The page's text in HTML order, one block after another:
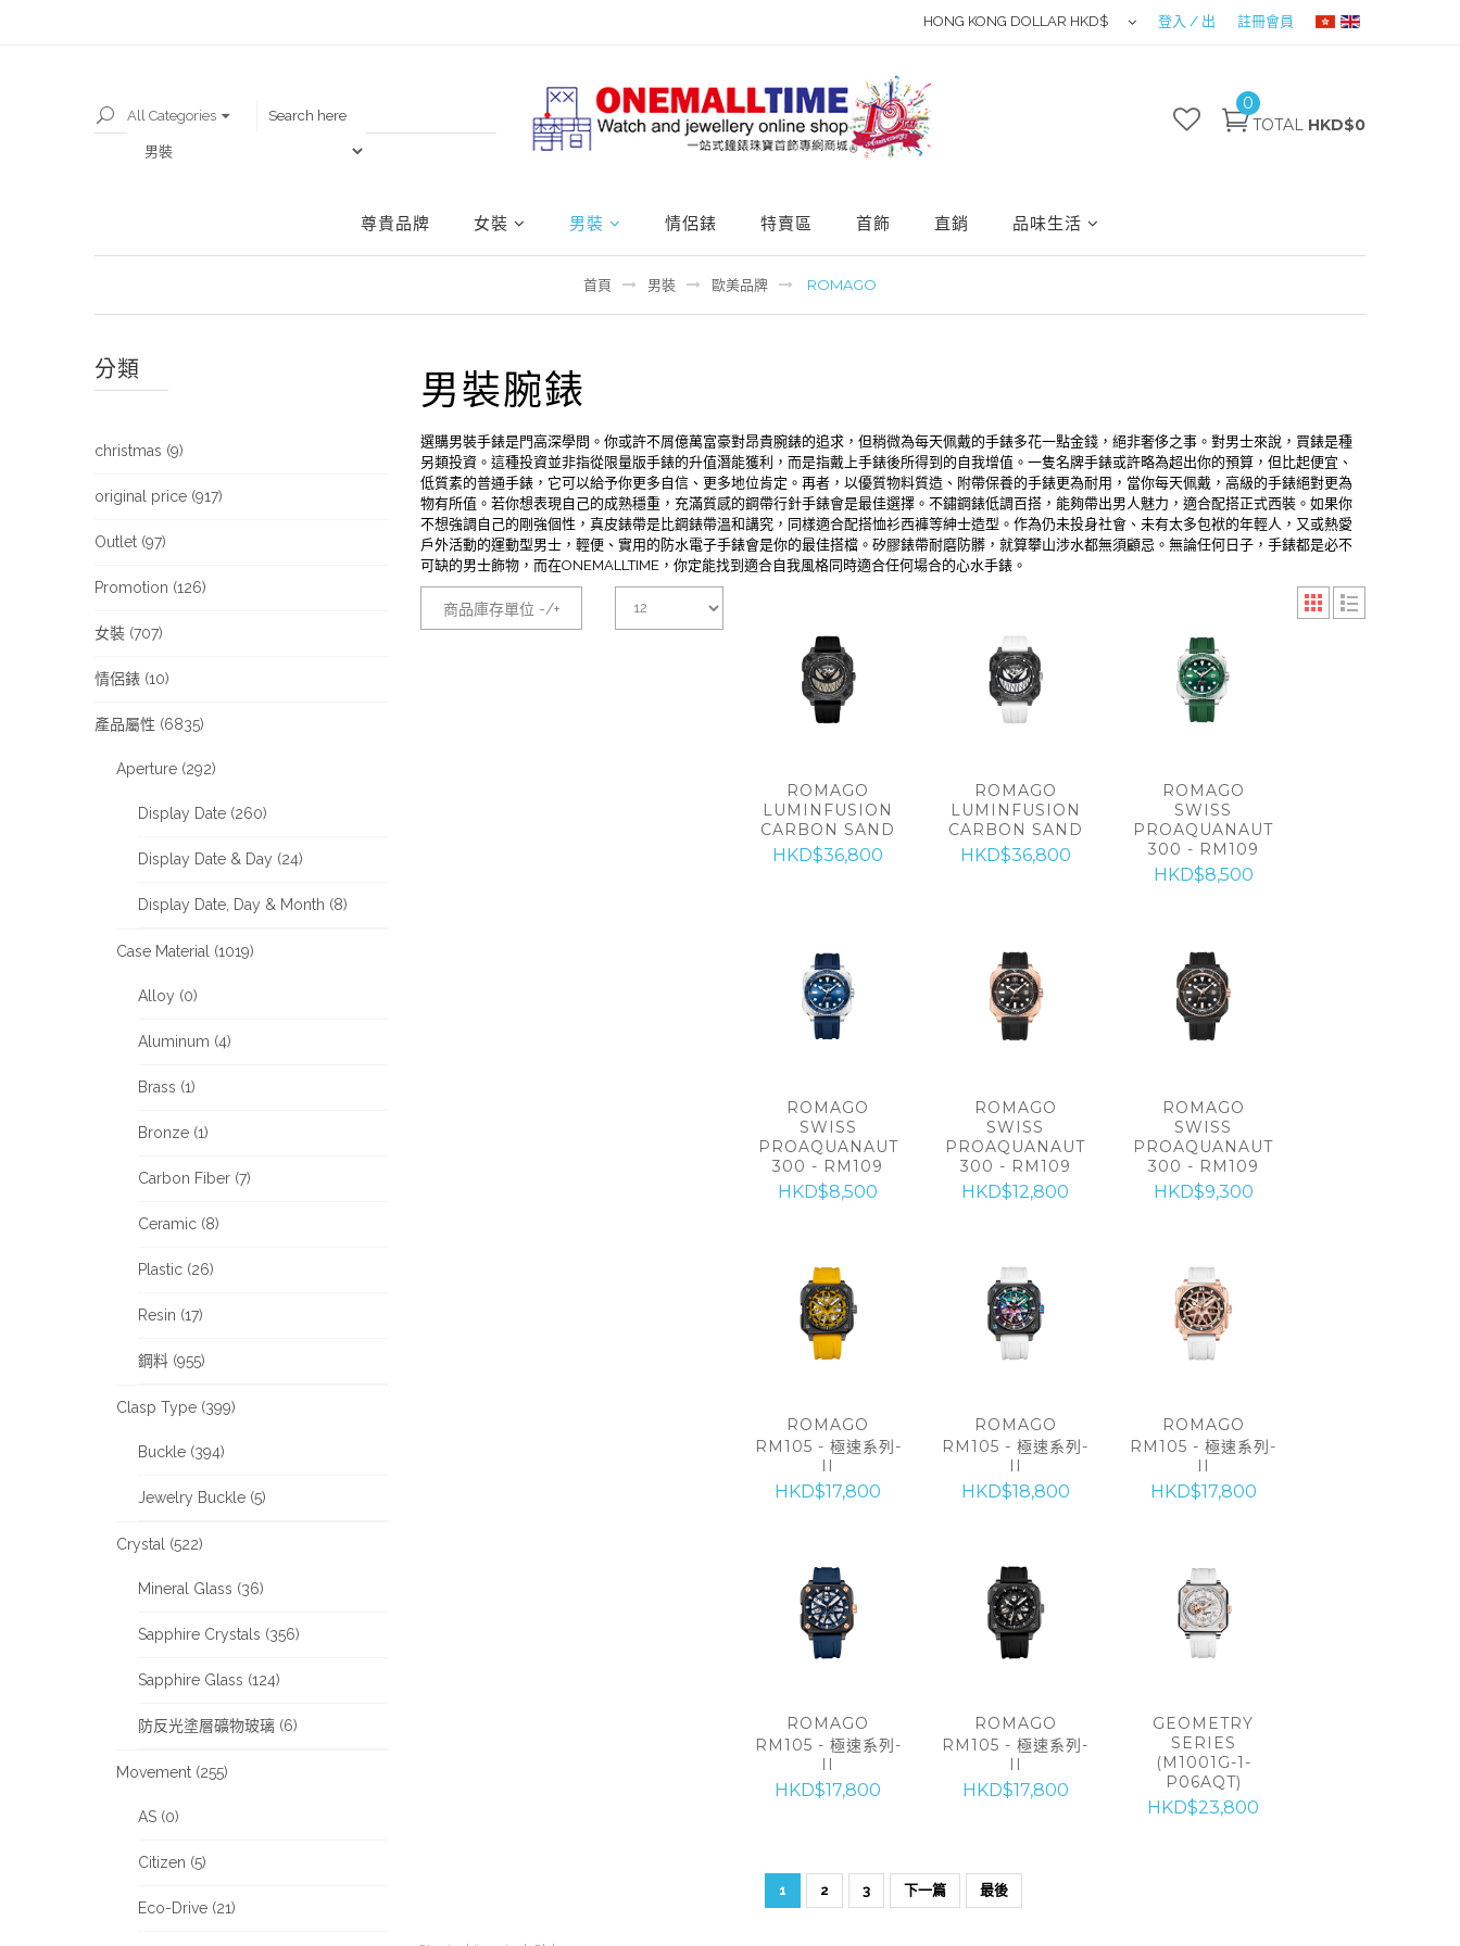
HONG KONG DOLLAR HKD$ 登入 / 出 註冊會員
All Categories
0
TOTAL HKD$0
尊貴品牌 女裝 男裝 情侶錶 特賣區 首飾 直銷 品味生活
首頁 男裝 歐美品牌 ROMAGO
分類
christmas (9)
original price (917)
Outlet (97)
Promotion (126)
女裝 (707)
情侶錶 (10)
產品屬性 (6835)
Aperture (292)
Display Date (260)
Display Date & Day (24)
Display Date, Day & Month (8)
Case Material (1019)
Alloy (0)
Aluminum (4)
Brass (1)
Bronze (1)
Carbon Fiber (7)
Ceramic (8)
Plastic (26)
Resin (17)
鋼料 (955)
Clasp Type (399)
Buckle (394)
Jewelry Buckle (5)
Crystal (522)
Mineral Glass (36)
Sapphire Crystals (356)
Sapphire Glass (124)
防反光塗層礦物玻璃 (6)
Movement (255)
AS (0)
Citizen (5)
Eco-Drive (21)
男裝腕錶
選購男裝手錶是門高深學問。你或許不屑億萬富豪對昂貴腕錶的追求，但稍微為每天佩戴的手錶多花一點金錢，絕非奢侈之事。對男士來說，買錶是種
另類投資。這種投資並非指從限量版手錶的升值潛能獲利，而是指戴上手錶後所得到的自我增值。一隻名牌手錶或許略為超出你的預算，但比起便宜、
低質素的普通手錶，它可以給予你更多自信、更多地位肯定。再者，以優質物料質造、附帶保養的手錶更為耐用，當你每天佩戴，高級的手錶絕對更為
物有所值。若你想表現自己的成熟穩重，充滿質感的鋼帶行針手錶會是最佳選擇。不鏽鋼錶低調百搭，能夠帶出男人魅力，適合配搭正式西裝。如果你
不想強調自己的剛強個性，真皮錶帶是比鋼錶帶溫和講究，同樣適合配搭恤衫西褲等紳士造型。作為仍未投身社會、未有太多包袱的年輕人，又或熱愛
戶外活動的運動型男士，輕便、實用的防水電子手錶會是你的最佳搭檔。矽膠錶帶耐磨防髒，就算攀山涉水都無須顧忌。無論任何日子，手錶都是必不
可缺的男士飾物，而在ONEMALLTIME，你定能找到適合自我風格同時適合任何場合的心水手錶。
商品庫存單位 -/+
ROMAGO
LUMINFUSION
CARBON SAND
HKD$36,800
ROMAGO
LUMINFUSION
CARBON SAND
HKD$36,800
ROMAGO
SWISS
PROAQUANAUT
300 - RM109
HKD$8,500
ROMAGO
SWISS
PROAQUANAUT
300 - RM109
HKD$8,500
ROMAGO
SWISS
PROAQUANAUT
300 - RM109
HKD$12,800
ROMAGO
SWISS
PROAQUANAUT
300 - RM109
HKD$9,300
ROMAGO
RM105 - 極速系列-
II
HKD$17,800
ROMAGO
RM105 - 極速系列-
II
HKD$18,800
ROMAGO
RM105 - 極速系列-
II
HKD$17,800
ROMAGO
RM105 - 極速系列-
II
HKD$17,800
ROMAGO
RM105 - 極速系列-
II
HKD$17,800
GEOMETRY
SERIES
(M1001G-1-
P06AQT)
HKD$23,800
1 2 3 下一篇 最後